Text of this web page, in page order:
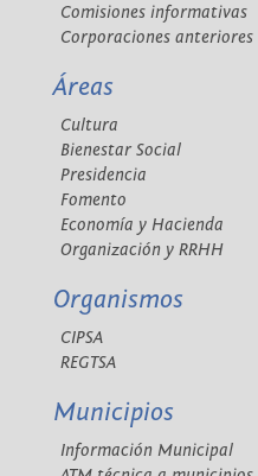
Comisiones informativas
Corporaciones anteriores
Áreas
Cultura
Bienestar Social
Presidencia
Fomento
Economía y Hacienda
Organización y RRHH
Organismos
CIPSA
REGTSA
Municipios
Información Municipal